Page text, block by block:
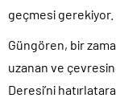
geçmesi gerekiyor.
Güngören, bir
uzanan ve
Deresi’ni